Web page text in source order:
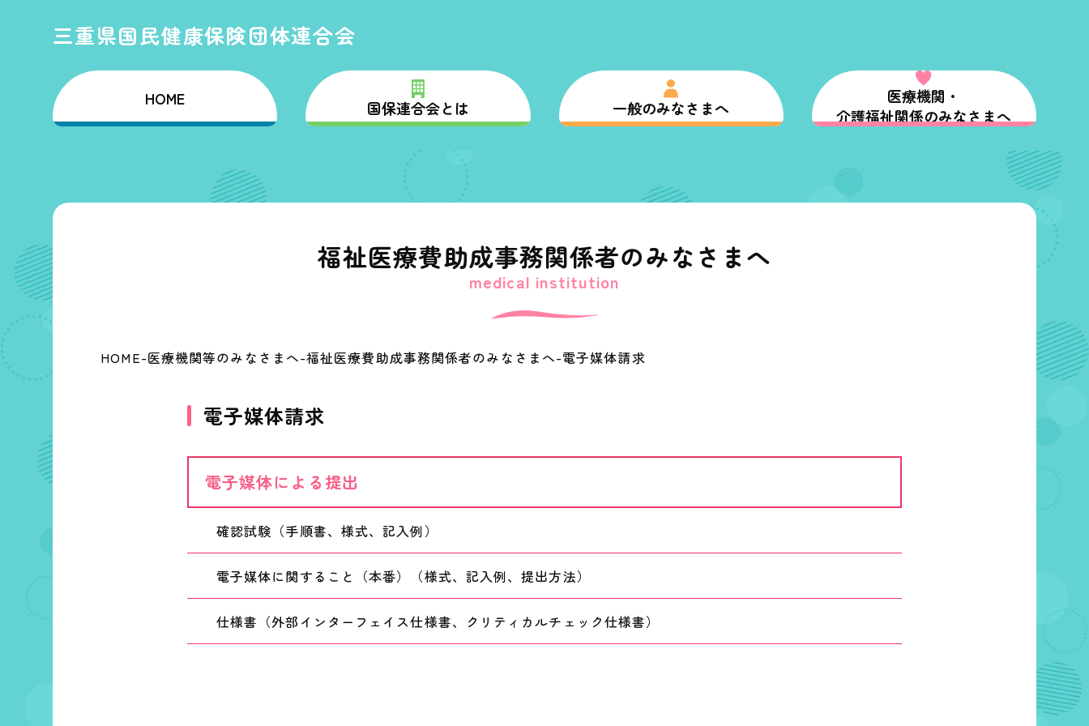
三重県国民健康保険団体連合会
HOME 国保連合会とは 一般のみなさまへ
医療機関・
介護福祉関係のみなさまへ
福祉医療費助成事務関係者のみなさまへ
medical institution
HOME 医療機関等のみなさまへ 福祉医療費助成事務関係者のみなさまへ 電子媒体請求
電子媒体請求
電子媒体による提出
確認試験（手順書、様式、記入例）
電子媒体に関すること（本番）（様式、記入例、提出方法）
仕様書（外部インターフェイス仕様書、クリティカルチェック仕様書）